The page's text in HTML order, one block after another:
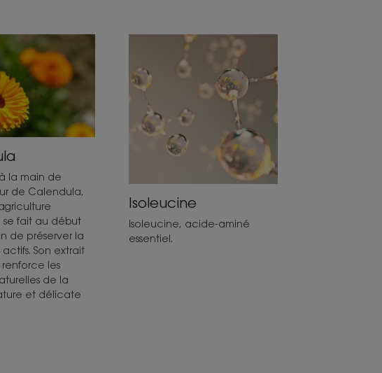
la main de
de Calendula,
se fait au début
de préserver la
Son extrait
les
de la
et délicate
Isoleucine
Isoleucine, acide-aminé
essentiel.